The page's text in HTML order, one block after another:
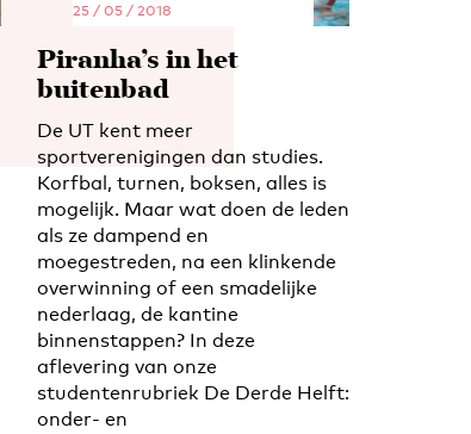
25 / 05 / 2018
Piranha’s in het
buitenbad
De UT kent meer
sportverenigingen dan studies.
Korfbal, turnen, boksen, alles is
mogelijk. Maar wat doen de leden
als ze dampend en
moegestreden, na een klinkende
overwinning of een smadelijke
nederlaag, de kantine
binnenstappen? In deze
aflevering van onze
studentenrubriek De Derde Helft:
onder- en